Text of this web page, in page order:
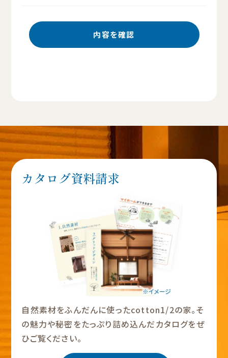
カタログ資料請求
自然素材をふんだんに使ったcotton1/2の家。そ
の魅力や秘密をたっぷり詰め込んだカタログをぜ
ひご覧ください。